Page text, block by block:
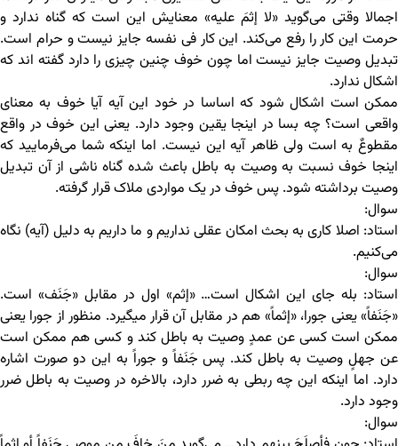
اجمالا وقتی می‌گوید «لا إثمَ علیه» معنایش این است که گناه ندارد و
حرمت این کار را رفع می‌کند. این کار فی نفسه جایز نیست و حرام است.
تبدیل وصیت جایز نیست اما چون خوف چنین چیزی را دارد گفته اند که
اشکال ندارد.
ممکن است اشکال شود که اساسا در خود این آیه آیا خوف به معنای
واقعی است؟ چه بسا در اینجا یقین وجود دارد. یعنی این خوف در واقع
مقطوعٌ به است ولی ظاهر آیه این نیست. اما اینکه شما می‌فرمایید که
اینجا خوف نسبت به وصیت به باطل باعث شده گناه ناشی از آن تبدیل
وصیت برداشته شود. پس خوف در یک مواردی ملاک قرار گرفته.
سوال:
استاد: اصلا کاری به بحث امکان عقلی نداریم و ما داریم به دلیل (آیه) نگاه
می‌کنیم.
سوال:
استاد: بله جای این اشکال است… «إثم» اول در مقابل «جَنَف» است.
«جَنَفاً» یعنی جورا، «إثماً» هم در مقابل آن قرار میگیرد. منظور از جورا یعنی
ممکن است کسی عن عمدٍ وصیت به باطل کند و کسی هم ممکن است
عن جهلٍ وصیت به باطل کند. پس جَنَفاً و جوراً به این دو صورت اشاره
دارد. اما اینکه این چه ربطی به ضرر دارد، بالاخره در وصیت به باطل ضرر
وجود دارد.
سوال: